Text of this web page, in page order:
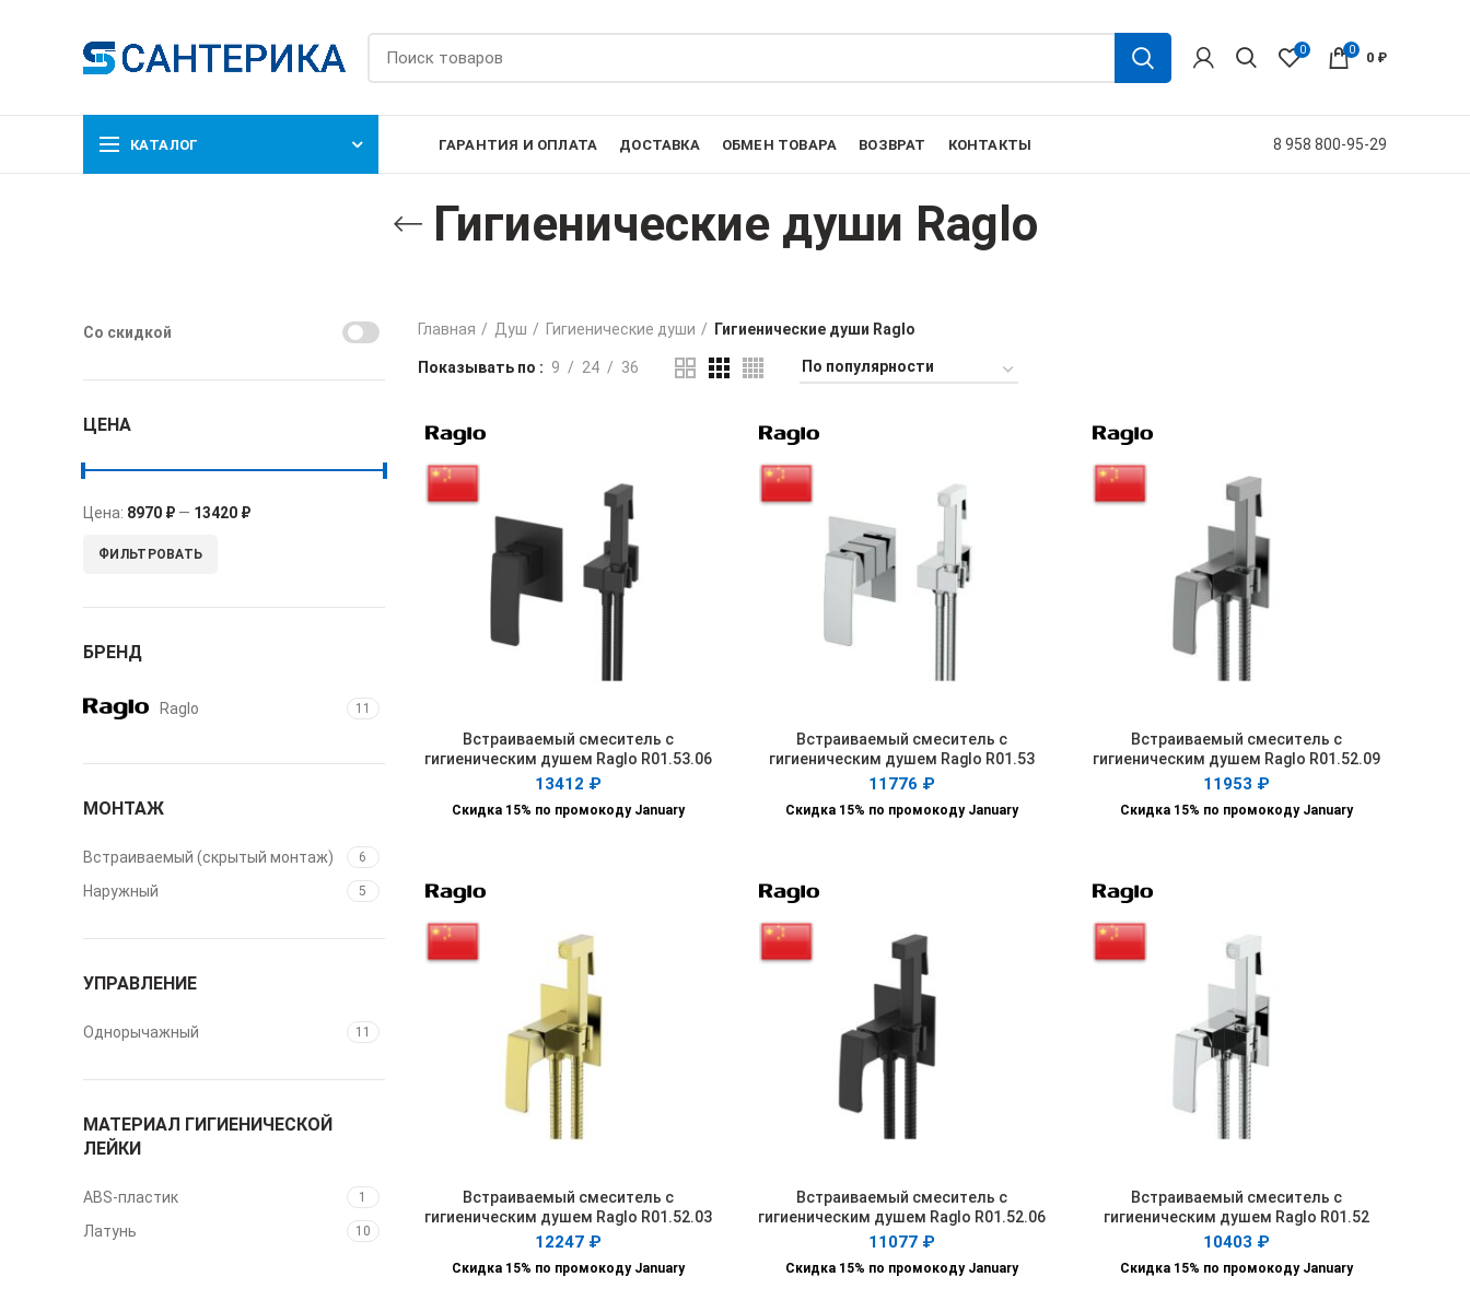
0 0 0 ₽
КАТАЛОГ ГАРАНТИЯ И ОПЛАТА ДОСТАВКА ОБМЕН ТОВАРА ВОЗВРАТ КОНТАКТЫ 8 958 800-95-29
Гигиенические души Raglo
Главная Душ Гигиенические души Гигиенические души Raglo
Показывать по 9 24 36
В КОРЗИНУ
Встраиваемый смеситель с
гигиеническим душем Raglo R01.53.06
13412 ₽
Скидка 15% по промокоду January
В КОРЗИНУ
Встраиваемый смеситель с
гигиеническим душем Raglo R01.53
11776 ₽
Скидка 15% по промокоду January
В КОРЗИНУ
Встраиваемый смеситель с
гигиеническим душем Raglo R01.52.09
11953 ₽
Скидка 15% по промокоду January
В КОРЗИНУ
Встраиваемый смеситель с
гигиеническим душем Raglo R01.52.03
12247 ₽
Скидка 15% по промокоду January
В КОРЗИНУ
Встраиваемый смеситель с
гигиеническим душем Raglo R01.52.06
11077 ₽
Скидка 15% по промокоду January
В КОРЗИНУ
Встраиваемый смеситель с
гигиеническим душем Raglo R01.52
10403 ₽
Скидка 15% по промокоду January
Со скидкой
ЦЕНА
ФИЛЬТРОВАТЬ
Цена: 8970 ₽ — 13420 ₽
БРЕНД
Raglo 11
МОНТАЖ
Встраиваемый (скрытый монтаж) 6
Наружный 5
УПРАВЛЕНИЕ
Однорычажный 11
МАТЕРИАЛ ГИГИЕНИЧЕСКОЙ
ЛЕЙКИ
ABS-пластик 1
Латунь 10